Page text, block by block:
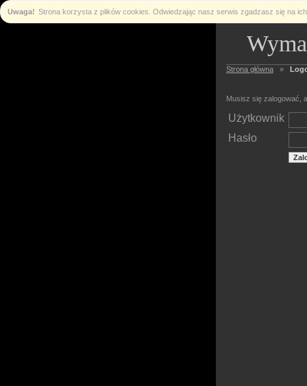
Uwaga! Strona korzysta z plików cookies. Odwiedzając nasz serwis zgadzasz się na
Strona główna »
Musisz się zalogować,
Użytkownik
Hasło